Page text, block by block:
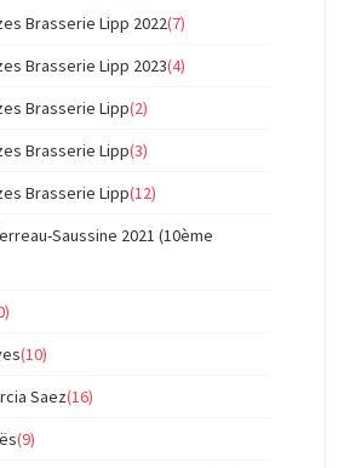
Brasserie Lipp 2022(7)
Brasserie Lipp 2023(4)
Brasserie Lipp(2)
Brasserie Lipp(3)
Brasserie Lipp(12)
Saussine 2021 (10ème
(10)
Saez(16)
(9)